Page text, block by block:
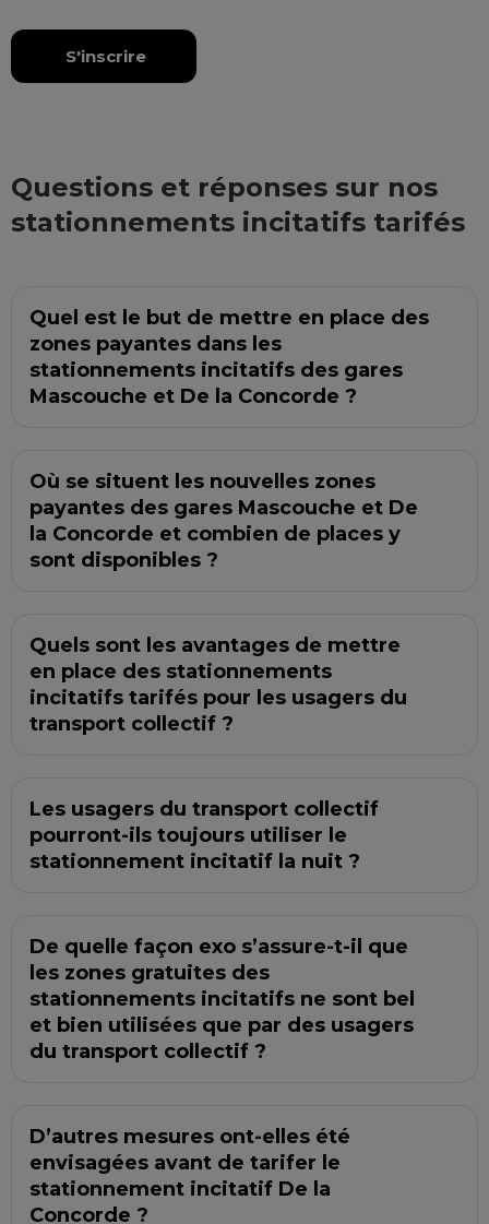
S'inscrire
Questions et réponses sur nos
stationnements incitatifs tarifés
Quel est le but de mettre en place des
zones payantes dans les
stationnements incitatifs des gares
Mascouche et De la Concorde ?
Où se situent les nouvelles zones
payantes des gares Mascouche et De
la Concorde et combien de places y
sont disponibles ?
Quels sont les avantages de mettre
en place des stationnements
incitatifs tarifés pour les usagers du
transport collectif ?
Les usagers du transport collectif
pourront-ils toujours utiliser le
stationnement incitatif la nuit ?
De quelle façon exo s’assure-t-il que
les zones gratuites des
stationnements incitatifs ne sont bel
et bien utilisées que par des usagers
du transport collectif ?
D’autres mesures ont-elles été
envisagées avant de tarifer le
stationnement incitatif De la
Concorde ?